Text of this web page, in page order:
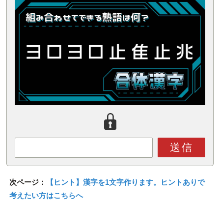
送信
次ページ：
【ヒント】漢字を1文字作ります。ヒントありで
考えたい方はこちらへ